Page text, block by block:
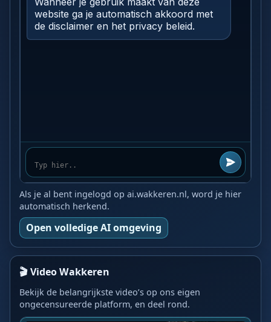
Als je al bent ingelogd op ai.wakkeren.nl, word je hier
automatisch herkend.
Open volledige AI omgeving
🎬 Video Wakkeren
Bekijk de belangrijkste video’s op ons eigen
ongecensureerde platform, en deel rond.